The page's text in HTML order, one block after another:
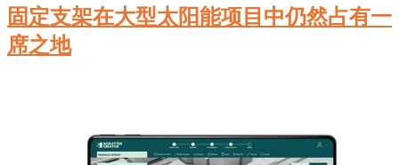
固定支架在大型太阳能项目中仍然占有一
席之地